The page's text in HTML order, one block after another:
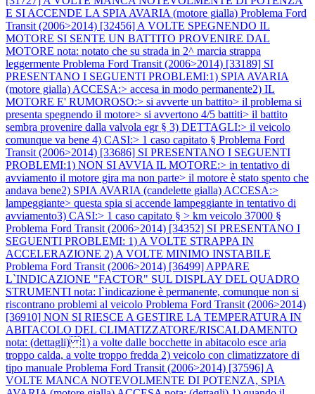
E SI ACCENDE LA SPIA AVARIA (motore gialla) Problema Ford
Transit (2006>2014) [32456] A VOLTE SPEGNENDO IL
MOTORE SI SENTE UN BATTITO PROVENIRE DAL
MOTORE nota: notato che su strada in 2^ marcia strappa
leggermente Problema Ford Transit (2006>2014) [33189] SI
PRESENTANO I SEGUENTI PROBLEMI:1) SPIA AVARIA
(motore gialla) ACCESA:> accesa in modo permanente2) IL
MOTORE E' RUMOROSO:> si avverte un battito> il problema si
presenta spegnendo il motore> si avvertono 4/5 battiti> il battito
sembra provenire dalla valvola egr § 3) DETTAGLI:> il veicolo
comunque va bene 4) CASI:> 1 caso capitato § Problema Ford
Transit (2006>2014) [33686] SI PRESENTANO I SEGUENTI
PROBLEMI:1) NON SI AVVIA IL MOTORE:> in tentativo di
avviamento il motore gira ma non parte> il motore è stato spento che
andava bene2) SPIA AVARIA (candelette gialla) ACCESA:>
lampeggiante> questa spia si accende lampeggiante in tentativo di
avviamento3) CASI:> 1 caso capitato § > km veicolo 37000 §
Problema Ford Transit (2006>2014) [34352] SI PRESENTANO I
SEGUENTI PROBLEMI: 1) A VOLTE STRAPPA IN
ACCELERAZIONE 2) A VOLTE MINIMO INSTABILE
Problema Ford Transit (2006>2014) [36499] APPARE
L`INDICAZIONE "FACTOR" SUL DISPLAY DEL QUADRO
STRUMENTI nota: l`indicazione è permanente, comunque non si
riscontrano problemi al veicolo Problema Ford Transit (2006>2014)
[36910] NON SI RIESCE A GESTIRE LA TEMPERATURA IN
ABITACOLO DEL CLIMATIZZATORE/RISCALDAMENTO
nota: (dettagli) 1) a volte dalle bocchette in abitacolo esce aria
troppo calda, a volte troppo fredda 2) veicolo con climatizzatore di
tipo manuale Problema Ford Transit (2006>2014) [37596] A
VOLTE MANCA NOTEVOLMENTE DI POTENZA, SPIA